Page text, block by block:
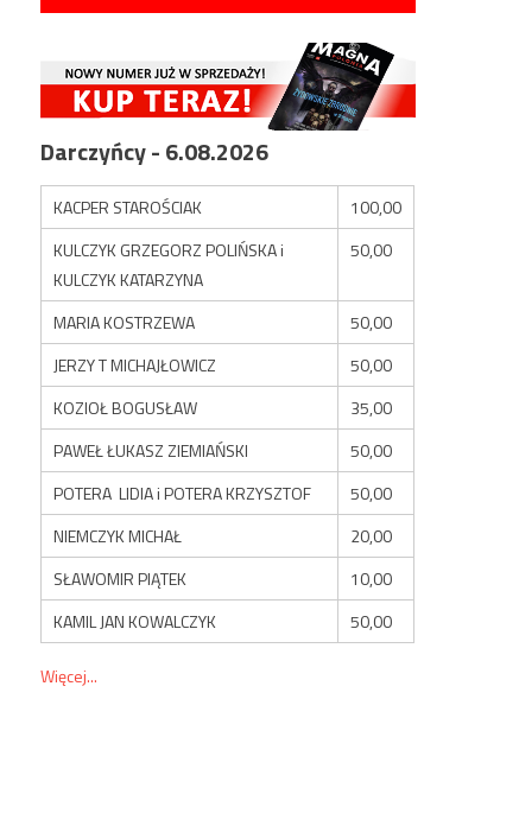
Darczyńcy - 6.08.2026
KACPER STAROŚCIAK
100,00
KULCZYK GRZEGORZ POLIŃSKA i
KULCZYK KATARZYNA
50,00
MARIA KOSTRZEWA
50,00
JERZY T MICHAJŁOWICZ
50,00
KOZIOŁ BOGUSŁAW
35,00
PAWEŁ ŁUKASZ ZIEMIAŃSKI
50,00
POTERA LIDIA i POTERA KRZYSZTOF
50,00
NIEMCZYK MICHAŁ
20,00
SŁAWOMIR PIĄTEK
10,00
KAMIL JAN KOWALCZYK
50,00
Więcej...